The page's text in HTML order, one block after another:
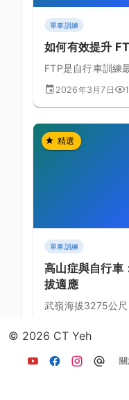
單車訓練
如何有效提升
FTP是自行車訓練
式與提升策略讓你
2026年3月7日
精選
單車訓練
高山症與自行車
拔適應
武嶺海拔3275公
戰。
© 2026 CT Yeh